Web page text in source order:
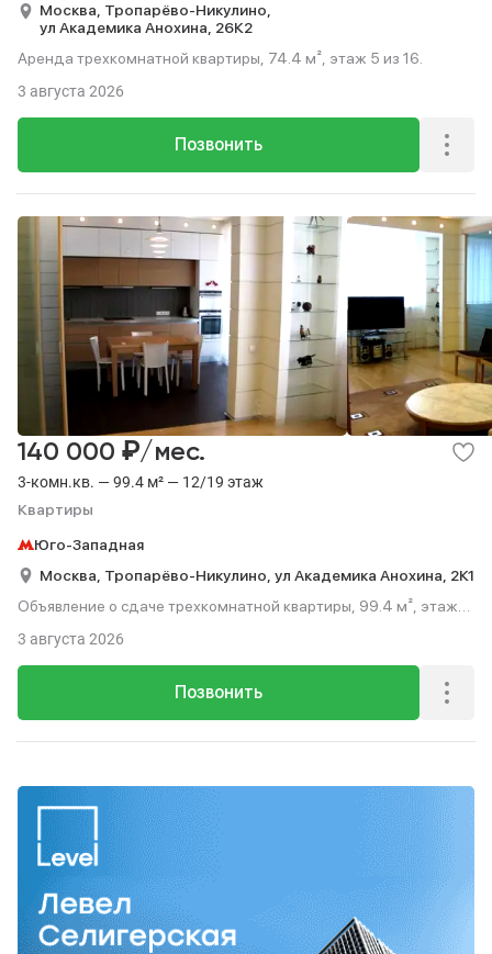
Москва, Тропарёво-Никулино,
ул Академика Анохина, 26К2
Аренда трехкомнатной квартиры, 74.4 м², этаж 5 из 16.
Позвонить
3 августа 2026
3-комн.кв. — 99.4 м² — 12/19 этаж
Квартиры
140 000 ₽/мес.
Юго-Западная
Москва, Тропарёво-Никулино, ул Академика Анохина, 2К1
Объявление о сдаче трехкомнатной квартиры, 99.4 м², этаж
Позвонить
3 августа 2026